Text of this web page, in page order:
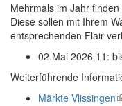
Mehrmals im Jahr
Diese sollen mit Ihrem
entsprechenden Flair
02.Mai 2026 11:
Weiterführende
Märkte Vlissingen